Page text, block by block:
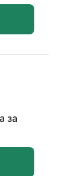
за